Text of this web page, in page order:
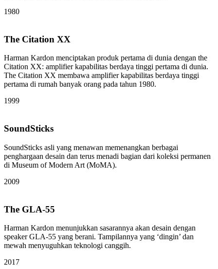
1980
The Citation XX
Harman Kardon menciptakan produk pertama di dunia dengan the
Citation XX: amplifier kapabilitas berdaya tinggi pertama di dunia.
The Citation XX membawa amplifier kapabilitas berdaya tinggi
pertama di rumah banyak orang pada tahun 1980.
1999
SoundSticks
SoundSticks asli yang menawan memenangkan berbagai
penghargaan desain dan terus menadi bagian dari koleksi permanen
di Museum of Modern Art (MoMA).
2009
The GLA-55
Harman Kardon menunjukkan sasarannya akan desain dengan
speaker GLA-55 yang berani. Tampilannya yang ‘dingin’ dan
mewah menyuguhkan teknologi canggih.
2017